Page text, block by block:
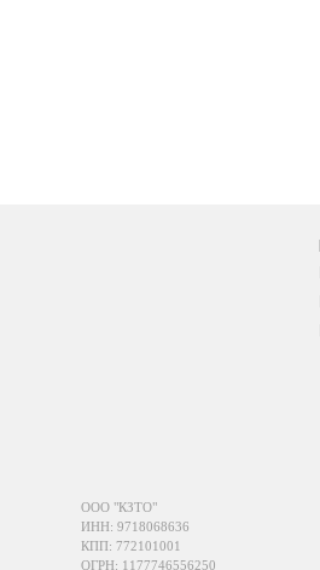
ООО "КЗТО"
ИНН: 9718068636
КПП: 772101001
ОГРН: 1177746556250